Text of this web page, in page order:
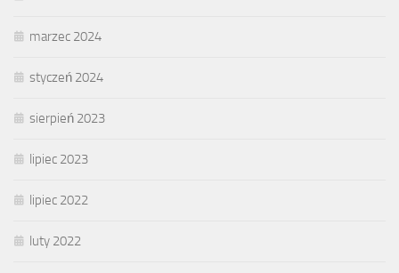
marzec 2024
styczeń 2024
sierpień 2023
lipiec 2023
lipiec 2022
luty 2022